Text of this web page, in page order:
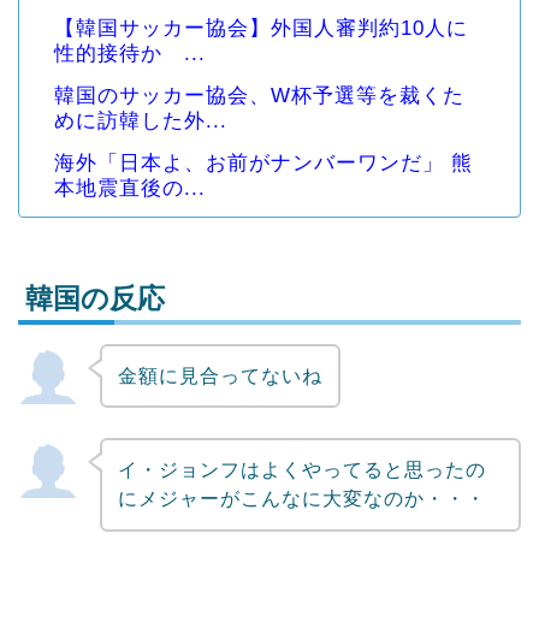
【韓国サッカー協会】外国人審判約10人に
性的接待か ...
韓国のサッカー協会、W杯予選等を裁くた
めに訪韓した外...
海外「日本よ、お前がナンバーワンだ」 熊
本地震直後の...
Powered by livedoor 相互RSS
韓国の反応
金額に見合ってないね
イ・ジョンフはよくやってると思ったの
にメジャーがこんなに大変なのか・・・